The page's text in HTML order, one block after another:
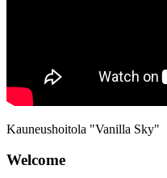
Kauneushoitola "Vanilla Sky"
Welcome